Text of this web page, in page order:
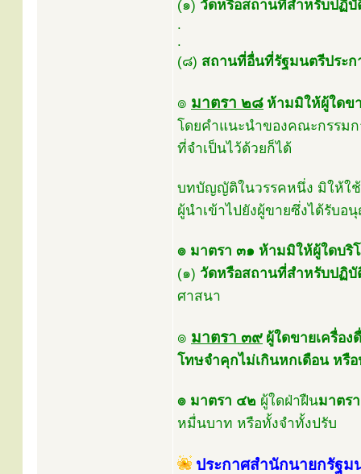
(๑) วัดหรือสถานที่สำหรับปฏิ
.
.
(๘) สถานที่อื่นที่รัฐมนตรีประ
๏ มาตรา ๒๘ ห้ามมิให้ผู้ใดข
โดยคำแนะนำของคณะกรรมก
ที่จำเป็นไว้ด้วยก็ได้
บทบัญญัติในวรรคหนึ่ง มิให้ใช้
ผู้นำเข้าไปยังผู้ขายซึ่งได้รับ
๏ มาตรา ๓๑ ห้ามมิให้ผู้ใดบริ
(๑) วัดหรือสถานที่สำหรับปฏิ
ศาสนา
๏ มาตรา ๓๙ ผู้ใดขายเครื่อ
โทษจำคุกไม่เกินหกเดือน หรื
๏ มาตรา ๔๒ ผู้ใดฝ่าฝืนมาตร
หมื่นบาท หรือทั้งจำทั้งปรับ
ประกาศสำนักนายกรัฐม